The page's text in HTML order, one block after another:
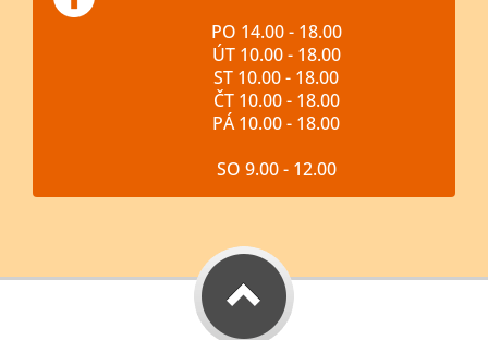
PO 14.00 - 18.00
ÚT 10.00 - 18.00
ST 10.00 - 18.00
ČT 10.00 - 18.00
PÁ 10.00 - 18.00
SO 9.00 - 12.00